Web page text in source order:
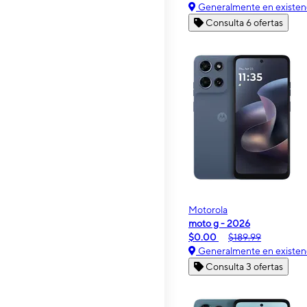
Generalmente en
Consulta 6 ofertas
Motorola
moto g - 2026
$0.00
$189.99
Generalmente en
Consulta 3 ofertas